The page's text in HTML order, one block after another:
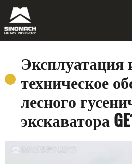
Эксплуатация
техническое
лесного
экскаватора